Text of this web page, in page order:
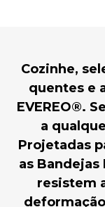
Cozinhe,
quentes e
EVEREO®.
a
Projetadas
as Bandejas
resistem